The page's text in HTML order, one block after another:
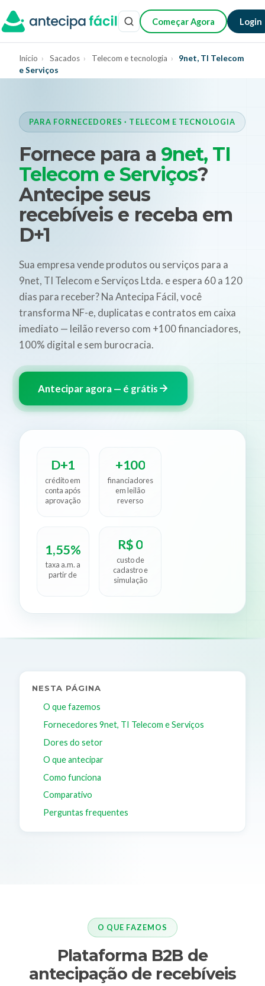
Começar Agora Login
Início › Sacados › Telecom e tecnologia ›
9net, TI Telecom
e Serviços
PARA FORNECEDORES · TELECOM E TECNOLOGIA
Fornece para a 9net, TI
Telecom e Serviços?
Antecipe seus
recebíveis e receba em
D+1
Sua empresa vende produtos ou serviços para a
9net, TI Telecom e Serviços Ltda. e espera 60 a 120
dias para receber? Na Antecipa Fácil, você
transforma NF-e, duplicatas e contratos em caixa
imediato — leilão reverso com +100 financiadores,
100% digital e sem burocracia.
Antecipar agora — é grátis
D+1
crédito em
conta após
aprovação
+100
financiadores
em leilão
reverso
1,55%
taxa a.m. a
partir de
R$ 0
custo de
cadastro e
simulação
NESTA PÁGINA
O que fazemos
Fornecedores 9net, TI Telecom e Serviços
Dores do setor
O que antecipar
Como funciona
Comparativo
Perguntas frequentes
O QUE FAZEMOS
Plataforma B2B de
antecipação de recebíveis